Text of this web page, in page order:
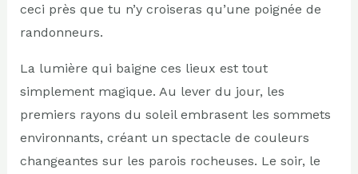
ceci près que tu n’y croiseras qu’une poignée de
randonneurs.
La lumière qui baigne ces lieux est tout
simplement magique. Au lever du jour, les
premiers rayons du soleil embrasent les sommets
environnants, créant un spectacle de couleurs
changeantes sur les parois rocheuses. Le soir, le